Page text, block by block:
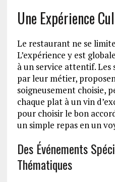
Une Expérience
Le restaurant ne se
L’expérience y est
à un service attentif. Les
par leur métier,
soigneusement choisie,
chaque plat à un vin
pour choisir le bon
un simple repas en un
Des Événements
Thématiques